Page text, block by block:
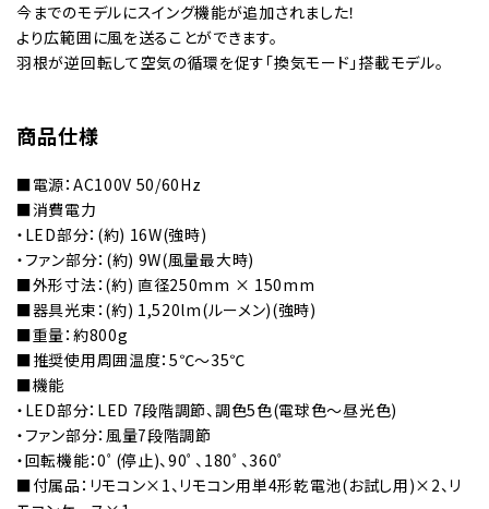
今までのモデルにスイング機能が追加されました！
より広範囲に風を送ることができます。
羽根が逆回転して空気の循環を促す「換気モード」搭載モデル。
商品仕様
■電源：AC100V 50/60Hz
■消費電力
・LED部分：(約) 16W(強時)
・ファン部分：(約) 9W(風量最大時)
■外形寸法：(約) 直径250mm × 150mm
■器具光束：(約) 1,520lm(ルーメン)(強時)
■重量：約800g
■推奨使用周囲温度：5℃～35℃
■機能
・LED部分：LED 7段階調節、調色5色(電球色～昼光色)
・ファン部分：風量7段階調節
・回転機能：0ﾟ(停止)、90ﾟ、180ﾟ、360ﾟ
■付属品：リモコン×1、リモコン用単4形乾電池(お試し用)×2、リ